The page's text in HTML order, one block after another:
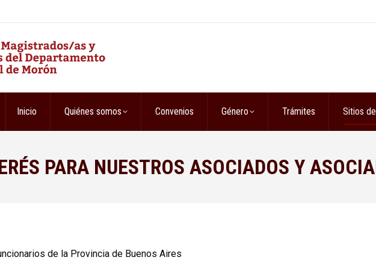
Inicio Quiénes somos Convenios Género Trámites Sitios
PARA NUESTROS ASOCIADOS Y
de la Provincia de Buenos Aires